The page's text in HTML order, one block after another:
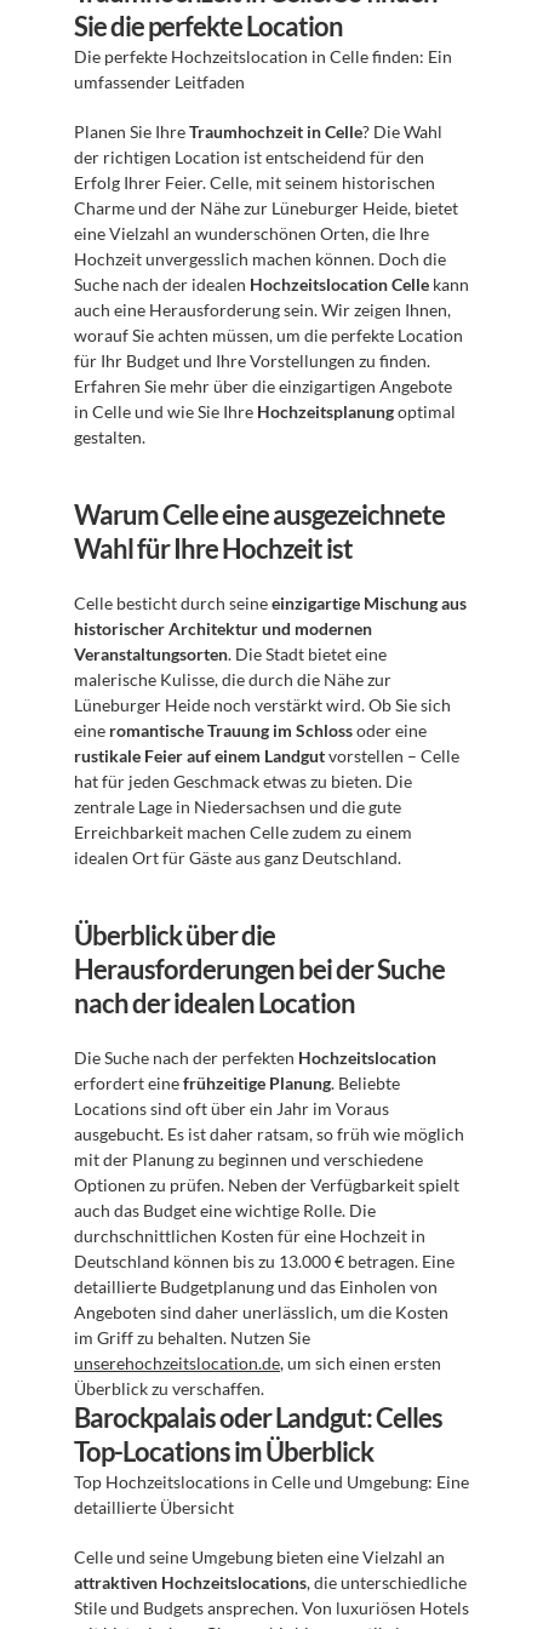
Sie die perfekte Location
Die perfekte Hochzeitslocation in Celle finden: Ein
umfassender Leitfaden
Planen Sie Ihre Traumhochzeit in Celle? Die Wahl
der richtigen Location ist entscheidend für den
Erfolg Ihrer Feier. Celle, mit seinem historischen
Charme und der Nähe zur Lüneburger Heide, bietet
eine Vielzahl an wunderschönen Orten, die Ihre
Hochzeit unvergesslich machen können. Doch die
Suche nach der idealen Hochzeitslocation Celle kann
auch eine Herausforderung sein. Wir zeigen Ihnen,
worauf Sie achten müssen, um die perfekte Location
für Ihr Budget und Ihre Vorstellungen zu finden.
Erfahren Sie mehr über die einzigartigen Angebote
in Celle und wie Sie Ihre Hochzeitsplanung optimal
gestalten.
Warum Celle eine ausgezeichnete
Wahl für Ihre Hochzeit ist
Celle besticht durch seine einzigartige Mischung aus
historischer Architektur und modernen
Veranstaltungsorten. Die Stadt bietet eine
malerische Kulisse, die durch die Nähe zur
Lüneburger Heide noch verstärkt wird. Ob Sie sich
eine romantische Trauung im Schloss
rustikale Feier auf einem Landgut vorstellen – Celle
hat für jeden Geschmack etwas zu bieten. Die
zentrale Lage in Niedersachsen und die gute
Erreichbarkeit machen Celle zudem zu einem
idealen Ort für Gäste aus ganz Deutschland.
Überblick über die
Herausforderungen bei der Suche
nach der idealen Location
Die Suche nach der perfekten Hochzeitslocation
erfordert eine frühzeitige Planung. Beliebte
Locations sind oft über ein Jahr im Voraus
ausgebucht. Es ist daher ratsam, so früh wie möglich
mit der Planung zu beginnen und verschiedene
Optionen zu prüfen. Neben der Verfügbarkeit spielt
auch das Budget eine wichtige Rolle. Die
durchschnittlichen Kosten für eine Hochzeit in
Deutschland können bis zu 13.000 € betragen. Eine
detaillierte Budgetplanung und das Einholen von
Angeboten sind daher unerlässlich, um die Kosten
unserehochzeitslocation.de, um sich einen ersten
Überblick zu verschaffen.
Barockpalais oder Landgut: Celles
Top-Locations im Überblick
Top Hochzeitslocations in Celle und Umgebung: Eine
detaillierte Übersicht
attraktiven Hochzeitslocations, die unterschiedliche
Stile und Budgets ansprechen. Von luxuriösen Hotels